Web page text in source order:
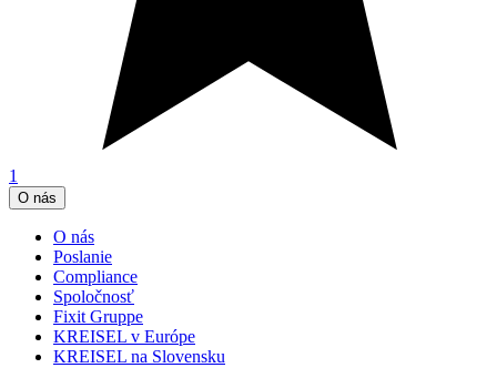
1
O nás
O nás
Poslanie
Compliance
Spoločnosť
Fixit Gruppe
KREISEL v Európe
KREISEL na Slovensku